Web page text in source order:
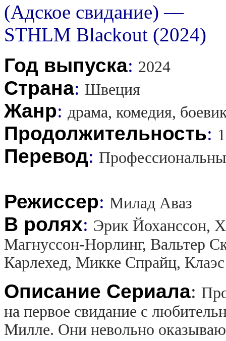
Год выпуска: 2024
Страна: Швеция
Жанр: драма, комедия,
Продолжительность:
Перевод:
Режиссер: Милад Аваз
В ролях: Эрик Йоханссон,
Магнуссон-Норлинг, Вальтер
Карлехед, Микке Спрайц,
Описание Сериала:
на первое свидание с
Милле. Они невольно